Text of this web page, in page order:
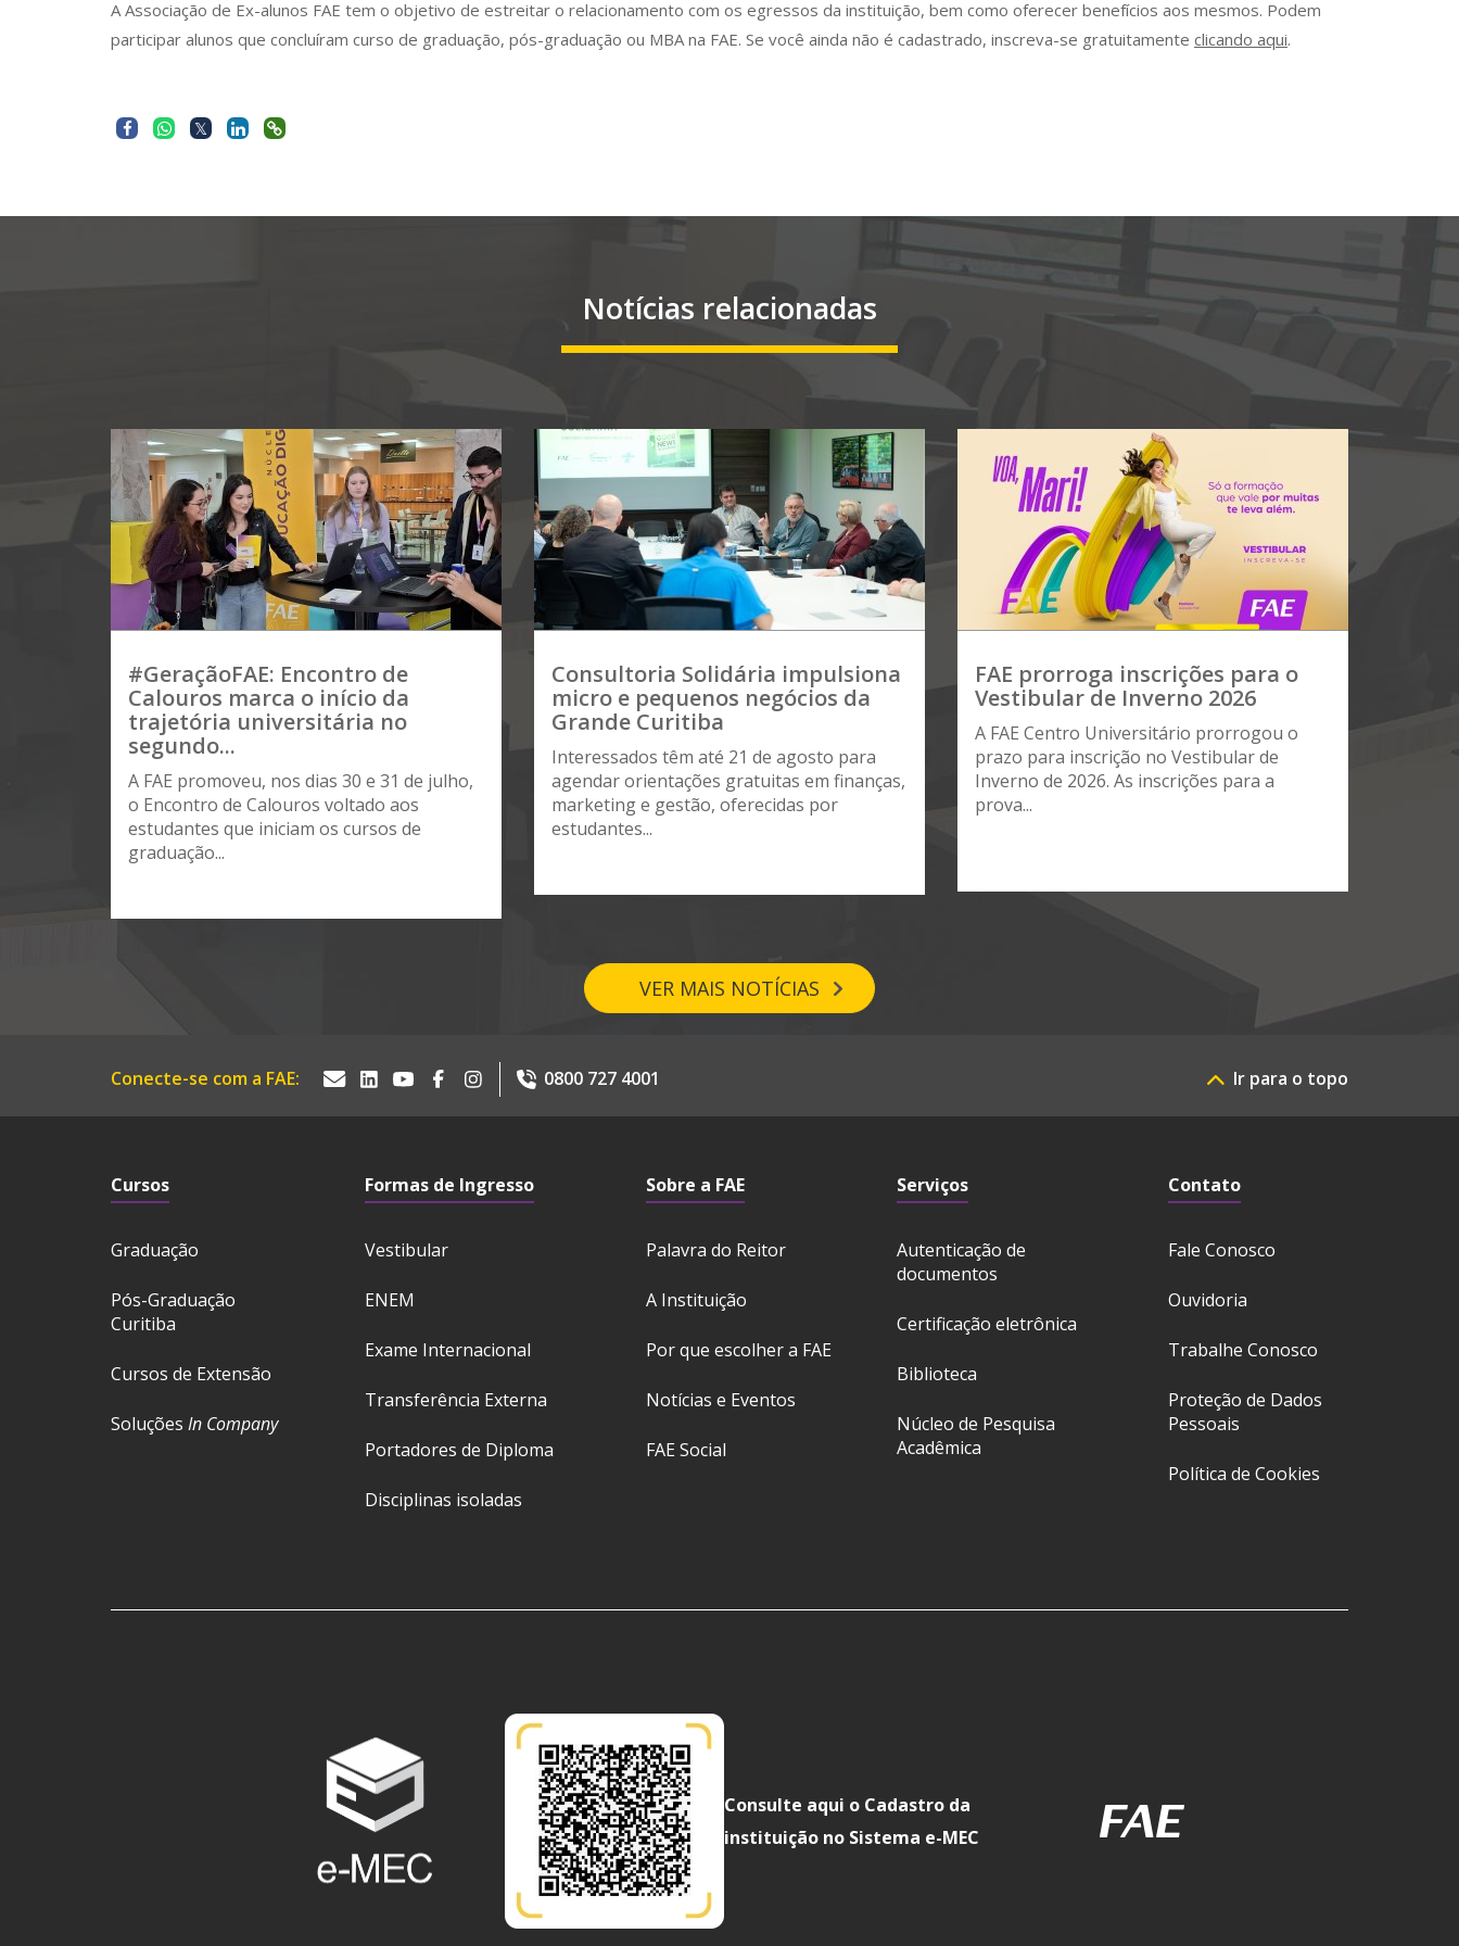
A Associação de Ex-alunos FAE tem o objetivo de estreitar o relacionamento com os egressos da instituição, bem como oferecer benefícios aos mesmos. Podem
participar alunos que concluíram curso de graduação, pós-graduação ou MBA na FAE. Se você ainda não é cadastrado, inscreva-se gratuitamente clicando aqui.
Notícias relacionadas
#GeraçãoFAE: Encontro de
Calouros marca o início da
trajetória universitária no
segundo...
A FAE promoveu, nos dias 30 e 31 de julho,
o Encontro de Calouros voltado aos
estudantes que iniciam os cursos de
graduação...
Consultoria Solidária impulsiona
micro e pequenos negócios da
Grande Curitiba
Interessados têm até 21 de agosto para
agendar orientações gratuitas em finanças,
marketing e gestão, oferecidas por
estudantes...
FAE prorroga inscrições para o
Vestibular de Inverno 2026
A FAE Centro Universitário prorrogou o
prazo para inscrição no Vestibular de
Inverno de 2026. As inscrições para a
prova...
VER MAIS NOTÍCIAS
Conecte-se com a FAE: 0800 727 4001 Ir para o topo
Cursos
Graduação
Pós-Graduação
Curitiba
Cursos de Extensão
Soluções In Company
Formas de Ingresso
Vestibular
ENEM
Exame Internacional
Transferência Externa
Portadores de Diploma
Disciplinas isoladas
Sobre a FAE
Palavra do Reitor
A Instituição
Por que escolher a FAE
Notícias e Eventos
FAE Social
Serviços
Autenticação de
documentos
Certificação eletrônica
Biblioteca
Núcleo de Pesquisa
Acadêmica
Contato
Fale Conosco
Ouvidoria
Trabalhe Conosco
Proteção de Dados
Pessoais
Política de Cookies
Consulte aqui o Cadastro da
instituição no Sistema e-MEC